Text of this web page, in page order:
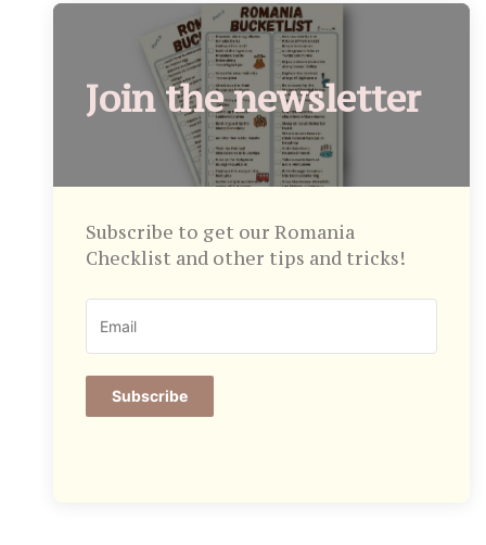
Join the newsletter
Subscribe to get our Romania
Checklist and other tips and tricks!
Subscribe